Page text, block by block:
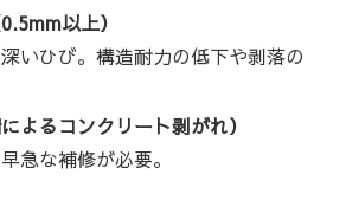
以上）
いひび。構造耐力の低下や剥落の
よるコンクリート剥がれ）
急な補修が必要。